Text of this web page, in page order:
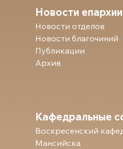
Новости епархии
Новости отделов
Новости благочиний
Публикации
Архив
Кафедральные
Воскресенский
Мансийска